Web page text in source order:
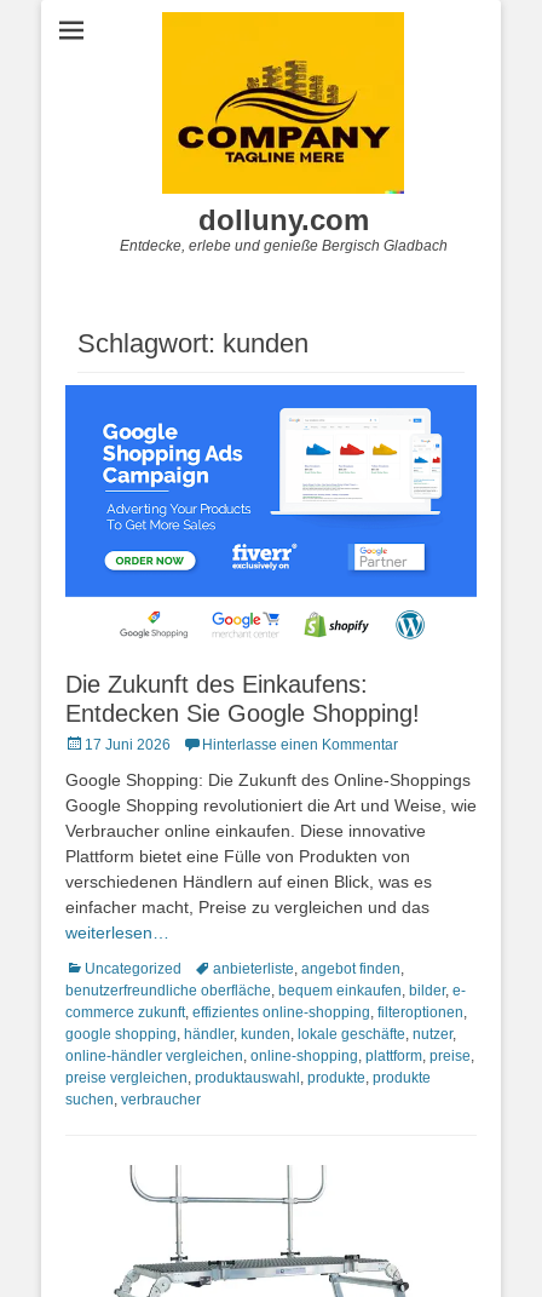
dolluny.com
Entdecke, erlebe und genieße Bergisch Gladbach
Schlagwort: kunden
Die Zukunft des Einkaufens:
Entdecken Sie Google Shopping!
Posted
17 Juni 2026 Hinterlasse einen Kommentar
Google Shopping: Die Zukunft des Online-Shoppings
Google Shopping revolutioniert die Art und Weise, wie
Verbraucher online einkaufen. Diese innovative
Plattform bietet eine Fülle von Produkten von
verschiedenen Händlern auf einen Blick, was es
einfacher macht, Preise zu vergleichen und das
weiterlesen…
Kategorien
Uncategorized Schlagworte
anbieterliste angebot finden
benutzerfreundliche oberfläche bequem einkaufen bilder, e-
commerce zukunft, effizientes online-shopping filteroptionen
google shopping händler, kunden lokale geschäfte nutzer,
online-händler vergleichen online-shopping plattform preise
preise vergleichen produktauswahl produkte produkte
suchen verbraucher